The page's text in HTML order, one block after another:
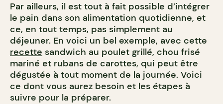
Par ailleurs, il est tout à fait possible d’intégrer
le pain dans son alimentation quotidienne, et
ce, en tout temps, pas simplement au
déjeuner. En voici un bel exemple, avec cette
recette sandwich au poulet grillé, chou frisé
mariné et rubans de carottes, qui peut être
dégustée à tout moment de la journée. Voici
ce dont vous aurez besoin et les étapes à
suivre pour la préparer.